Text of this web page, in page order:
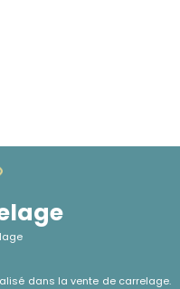
dans la vente de carrelage.